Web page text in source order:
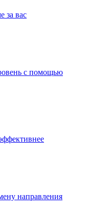
за вас
с помощью
направления